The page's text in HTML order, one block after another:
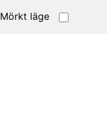
Mörkt läge